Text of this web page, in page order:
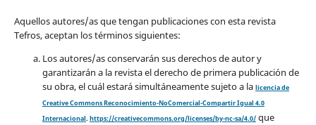
Aquellos autores/as que tengan publicaciones con esta revista
Tefros, aceptan los términos siguientes:
Los autores/as conservarán sus derechos de autor y
garantizarán a la revista el derecho de primera publicación de
su obra, el cuál estará simultáneamente sujeto a la licencia de
Creative Commons Reconocimiento-NoComercial-Compartir Igual 4.0
Internacional. https://creativecommons.org/licenses/by-nc-sa/4.0/que